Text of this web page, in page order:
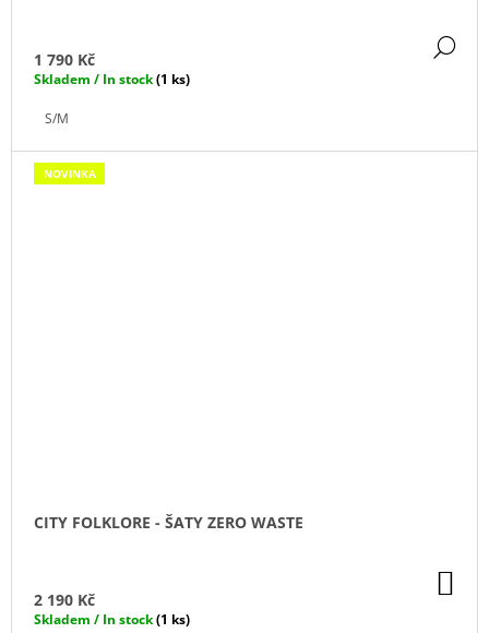
1 790 Kč
Skladem / In stock(1 ks)
S/M
NOVINKA
CITY FOLKLORE - ŠATY ZERO WASTE
2 190 Kč
Skladem / In stock(1 ks)